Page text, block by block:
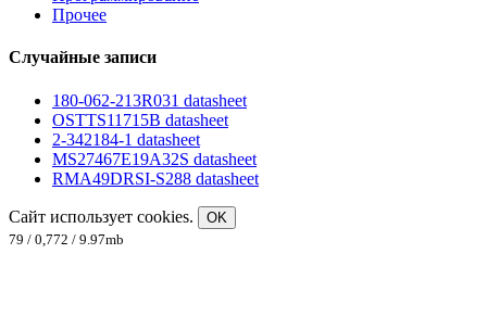
Прочее
Случайные записи
180-062-213R031 datasheet
OSTTS11715B datasheet
2-342184-1 datasheet
MS27467E19A32S datasheet
RMA49DRSI-S288 datasheet
Сайт использует cookies.
OK
79 / 0,772 / 9.97mb